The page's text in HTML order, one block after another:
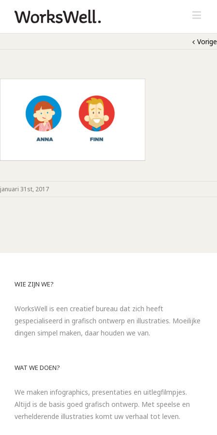
Vorige
januari 31st, 2017
WIE ZIJN WE?
WorksWell is een creatief bureau dat zich heeft
gespecialiseerd in grafisch ontwerp en illustraties. Moeilijke
dingen simpel maken, daar houden we van.
WAT WE DOEN?
We maken infographics, presentaties en uitlegfilmpjes.
Altijd is de basis goed grafisch ontwerp. Met speelse en
verhelderende illustraties komt uw verhaal tot leven.